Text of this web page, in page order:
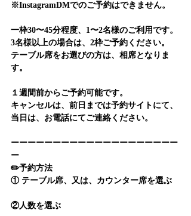
※InstagramDMでのご予約はできません。
一枠30〜45分程度、1〜2名様のご利用です。
3名様以上の場合は、2枠ご予約ください。
テーブル席をお選びの方は、相席となりま
す。
１週間前からご予約可能です。
キャンセルは、前日までは予約サイトにて、
当日は、お電話にてご連絡ください。
ーーーーーーーーーーーーーーーーーーーー
ー
✏️予約方法
① テーブル席、又は、カウンター席を選ぶ
②人数を選ぶ